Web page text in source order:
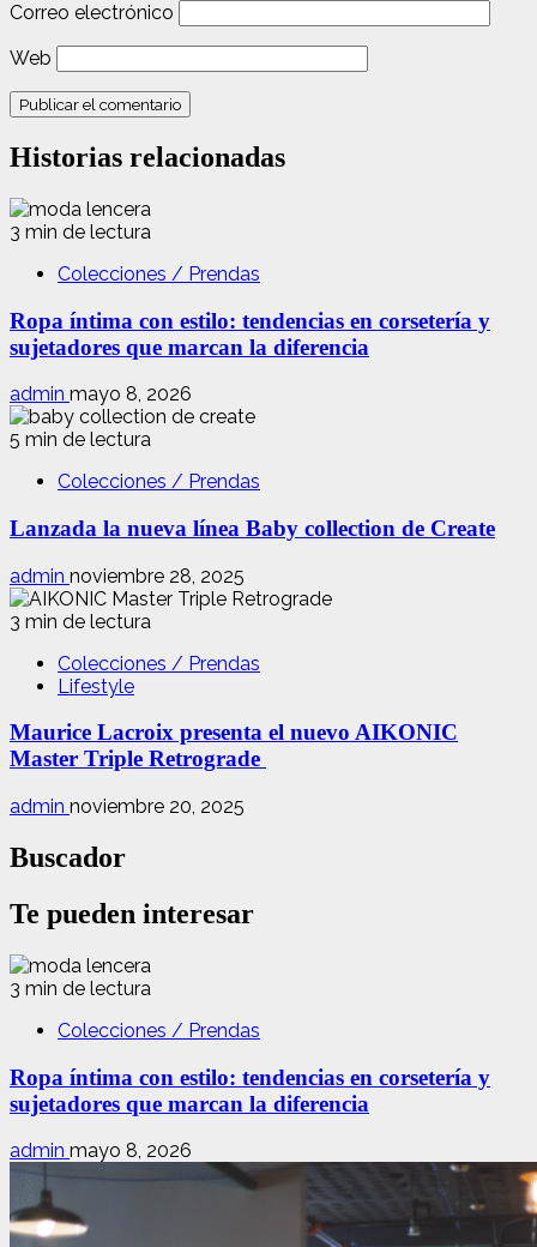
Correo electrónico
Web
Historias relacionadas
3 min de lectura
Colecciones / Prendas
Ropa íntima con estilo: tendencias en corsetería y
sujetadores que marcan la diferencia
admin mayo 8, 2026
5 min de lectura
Colecciones / Prendas
Lanzada la nueva línea Baby collection de Create
admin noviembre 28, 2025
3 min de lectura
Colecciones / Prendas
Lifestyle
Maurice Lacroix presenta el nuevo AIKONIC
Master Triple Retrograde
admin noviembre 20, 2025
Buscador
Te pueden interesar
3 min de lectura
Colecciones / Prendas
Ropa íntima con estilo: tendencias en corsetería y
sujetadores que marcan la diferencia
admin mayo 8, 2026